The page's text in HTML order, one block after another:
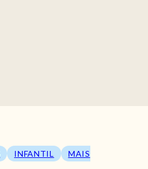
INFANTIL
MAIS